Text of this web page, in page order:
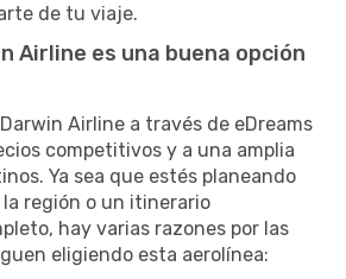
de tu viaje.
Airline es una buena opción
Airline a través de eDreams
competitivos y a una amplia
Ya sea que estés planeando
región o un itinerario
hay varias razones por las
eligiendo esta aerolínea: